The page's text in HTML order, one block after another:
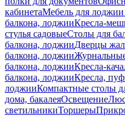
кабинетаМебель для лоджии
балкона, лоджииКресла-
стулья садовыеСтолы для
балкона, лоджииДверцы
балкона, лоджии
балкона, лоджииКресла-
балкона, лоджииКресла,
лоджииКомпактные столы
дома, бакалеяОсвещение
светильникиТоршеры